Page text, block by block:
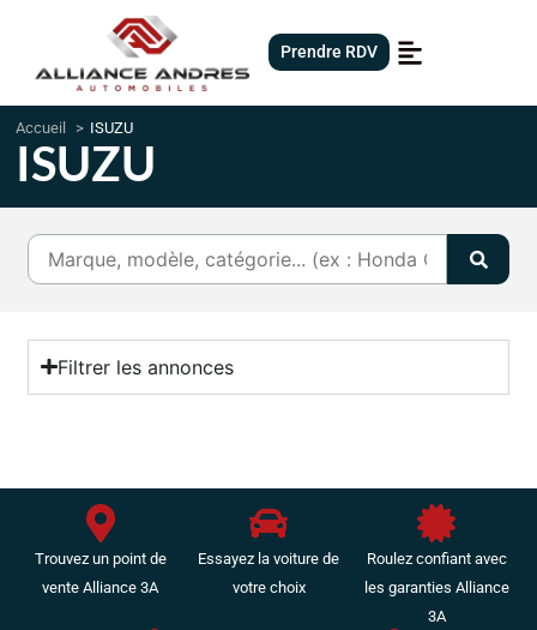
Prendre RDV
Accueil ISUZU
ISUZU
Filtrer les annonces
Trouvez un point de
vente Alliance 3A
Essayez la voiture de
votre choix
Roulez confiant avec
les garanties Alliance
3A